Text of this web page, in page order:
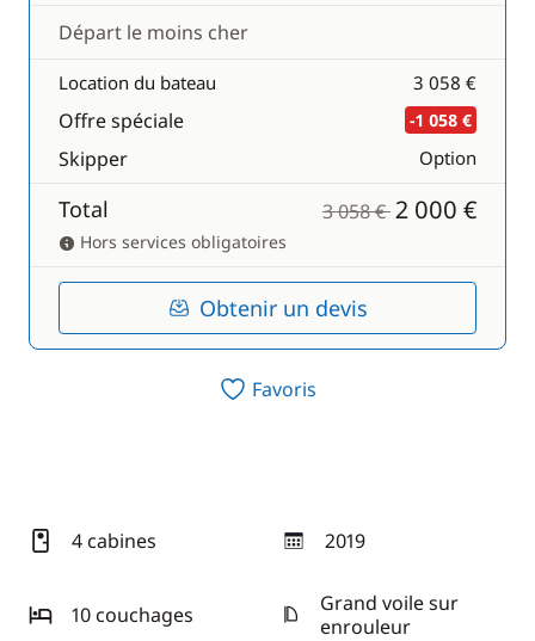
Départ le moins cher
Location du bateau 3 058 €
Offre spéciale -1 058 €
Skipper Option
Total 3 058 €2 000 €
Hors services obligatoires
Obtenir un devis
Favoris
4 cabines 2019
année
10 couchages
Grand voile sur
enrouleur